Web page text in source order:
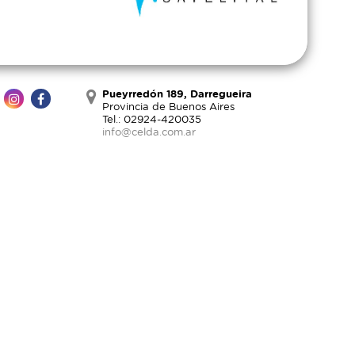
Pueyrredón 189, Darregueira
Provincia de Buenos Aires
Tel.: 02924-420035
info@celda.com.ar